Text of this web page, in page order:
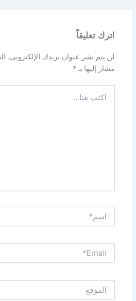
اترك تعليقاً
لن يتم نشر عنوان بريدك الإلكتروني.
مشار إليها بـ*
هنا...